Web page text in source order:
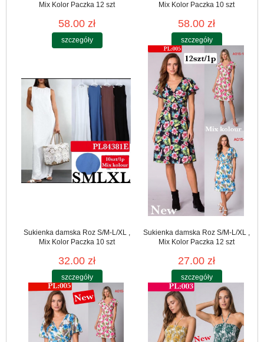
Mix Kolor Paczka 12 szt
58.00 zł
szczegóły
Mix Kolor Paczka 10 szt
58.00 zł
szczegóły
Sukienka damska Roz S/M-L/XL ,
Mix Kolor Paczka 10 szt
32.00 zł
szczegóły
Sukienka damska Roz S/M-L/XL ,
Mix Kolor Paczka 12 szt
27.00 zł
szczegóły